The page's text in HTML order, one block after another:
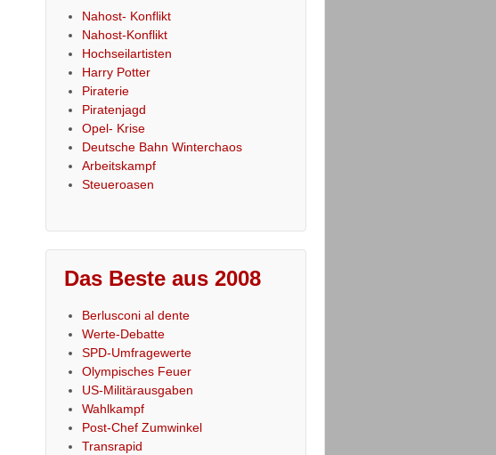
Nahost- Konflikt
Nahost-Konflikt
Hochseilartisten
Harry Potter
Piraterie
Piratenjagd
Opel- Krise
Deutsche Bahn Winterchaos
Arbeitskampf
Steueroasen
Das Beste aus 2008
Berlusconi al dente
Werte-Debatte
SPD-Umfragewerte
Olympisches Feuer
US-Militärausgaben
Wahlkampf
Post-Chef Zumwinkel
Transrapid